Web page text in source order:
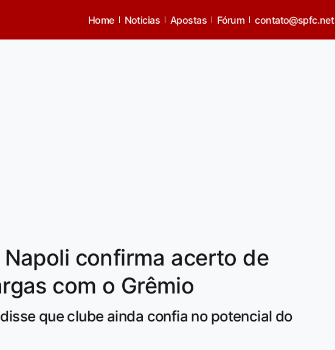
Home Noticias Apostas Fórum contato@spfc.net
confirma acerto de
com o Grêmio
que clube ainda confia no potencial do